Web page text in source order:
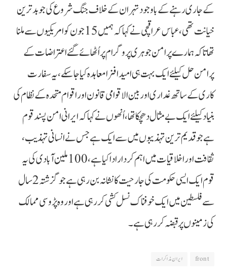
کے جاری رہنے کے باوجود تہران کے خلاف جنگ شروع کی جو بدترین
خیانت تھی، عباس عراقچی نے کہا کہ ہمیں 15 جون کو امریکیوں سے ملنا
تھا تاکہ ہمارے پرامن جوہری پروگرام پر اُٹھائے گئے اعتراضات کے
پرامن حل کیلئے ایک بہت ہی امید افزا معاہدہ کیا جاسکے، یہ سفارت
کاری کے ساتھ غداری اور بین الاقوامی قانون اور اقوام متحدہ کے نظام کی
بنیاد کیلئے ایک بے مثال دھچکا تھا، اُنھوں نے کہا کہ ایرانی امن پسند قوم
ہے جو قدیم ترین تہذیبوں میں سے ایک ہے جس نے انسانی تہذیب،
ثقافت اور اخلاقیات میں اہم کردار ادا کیا ہے، 100 ملین آبادی کی یہ
قوم ایک ایسی حکومت کی جارحیت کا نشانہ بن رہی ہے جو گزشتہ 2 سال
سے فلسطین میں ایک خوفناک نسل کشی کررہی ہے اور وہ پڑوسی ممالک
کی زمینوں پر قبضہ کررہی ہے۔
front ایران مذاکرات